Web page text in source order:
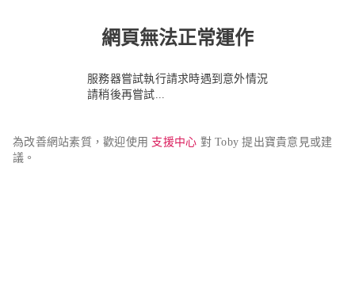
網頁無法正常運作
服務器嘗試執行請求時遇到意外情況
請稍後再嘗試...
為改善網站素質，歡迎使用 支援中心 對 Toby 提出寶貴意見或建
議。